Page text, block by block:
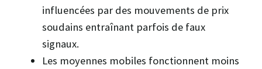
influencées par des mouvements de prix
soudains entraînant parfois de faux
signaux.
Les moyennes mobiles fonctionnent moins